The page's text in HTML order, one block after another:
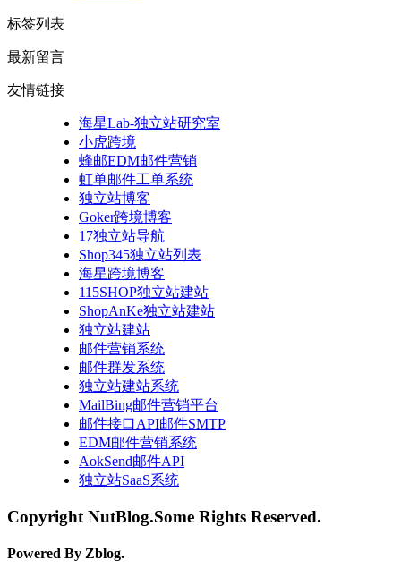
标签列表
最新留言
友情链接
海星Lab-独立站研究室
小虎跨境
蜂邮EDM邮件营销
虹单邮件工单系统
独立站博客
Goker跨境博客
17独立站导航
Shop345独立站列表
海星跨境博客
115SHOP独立站建站
ShopAnKe独立站建站
独立站建站
邮件营销系统
邮件群发系统
独立站建站系统
MailBing邮件营销平台
邮件接口API邮件SMTP
EDM邮件营销系统
AokSend邮件API
独立站SaaS系统
Copyright NutBlog.Some Rights Reserved.
Powered By Zblog.